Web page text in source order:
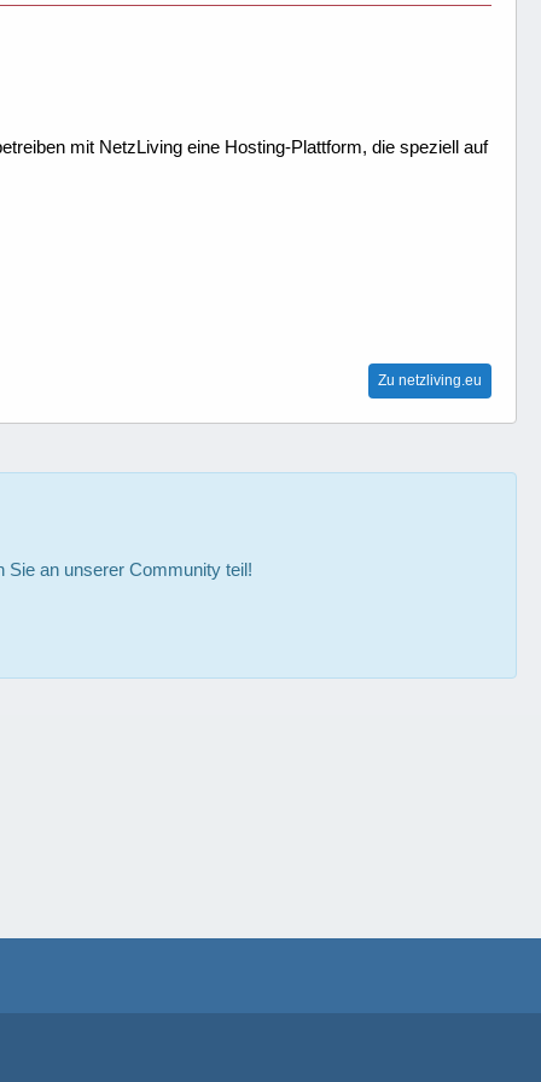
mit NetzLiving eine Hosting-Plattform, die speziell auf
Zu netzliving.eu
Sie an unserer Community teil!